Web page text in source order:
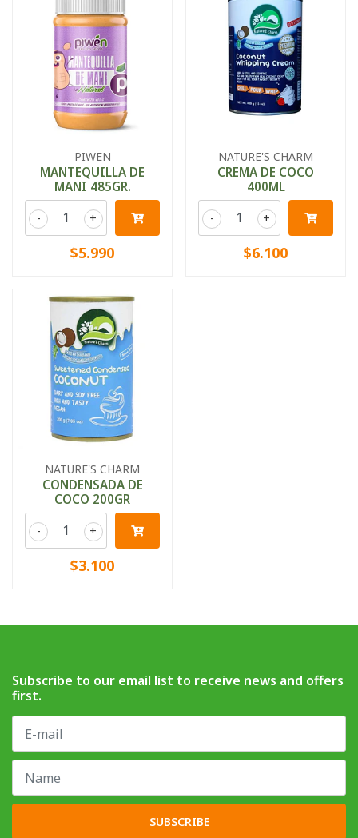
PIWEN
MANTEQUILLA DE
MANI 485GR.
+
-
$5.990
NATURE'S CHARM
CREMA DE COCO
400ML
+
-
$6.100
NATURE'S CHARM
CONDENSADA DE
COCO 200GR
+
-
$3.100
Subscribe to our email list to receive news and offers
first.
SUBSCRIBE